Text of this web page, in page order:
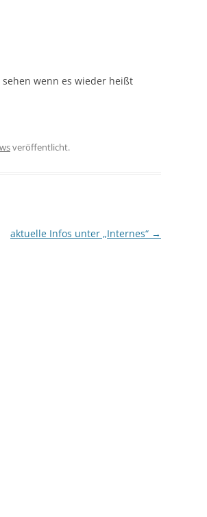
wenn es wieder heißt
veröffentlicht.
aktuelle Infos unter „Internes“ →